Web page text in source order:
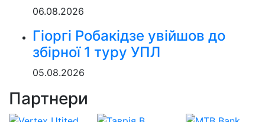
06.08.2026
Гіоргі Робакідзе увійшов до
збірної 1 туру УПЛ
05.08.2026
Партнери